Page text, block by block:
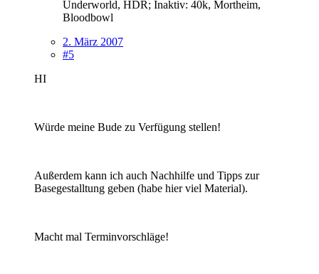
Underworld, HDR; Inaktiv: 40k, Mortheim,
Bloodbowl
2. März 2007
#5
HI
Würde meine Bude zu Verfügung stellen!
Außerdem kann ich auch Nachhilfe und Tipps zur
Basegestalltung geben (habe hier viel Material).
Macht mal Terminvorschläge!